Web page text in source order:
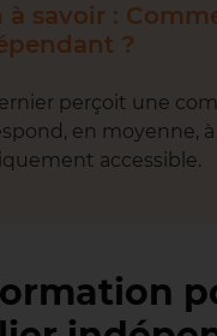
à savoir :
?
perçoit une
en moyenne,
accessible.